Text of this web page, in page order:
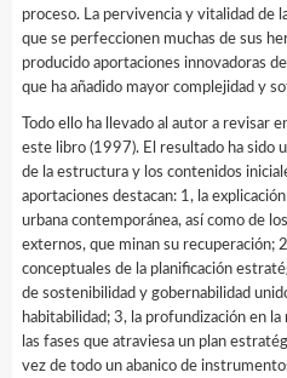
proceso. La pervivencia y vitalidad de
que se perfeccionen muchas de sus
producido aportaciones innovadoras
que ha añadido mayor complejidad y
Todo ello ha llevado al autor a revisar
este libro (1997). El resultado ha sido
de la estructura y los contenidos
aportaciones destacan: 1, la
urbana contemporánea, así como de
externos, que minan su recuperación;
conceptuales de la planificación
de sostenibilidad y gobernabilidad
habitabilidad; 3, la profundización en
las fases que atraviesa un plan
vez de todo un abanico de